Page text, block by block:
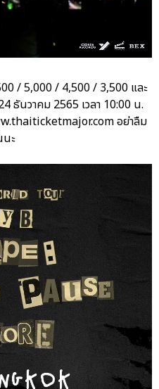
/ 5,000 / 4,500 / 3,500 และ
ธันวาคม 2565 เวลา 10:00 น.
อย่าลืม
ะ